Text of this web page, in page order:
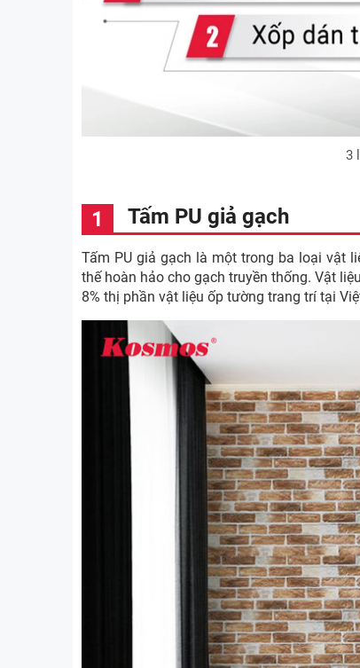
3
Tấm PU giả gạch
Tấm PU giả gạch là một trong ba loại vật
thế hoàn hảo cho gạch truyền thống. Vật
8% thị phần vật liệu ốp tường trang trí tại